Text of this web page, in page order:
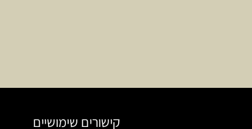
קישורים שימושיים